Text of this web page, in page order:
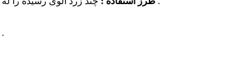
۳ قاشق غذا خوری آب نارنج + ۱ قاشق غذا خوری گلاب را مخلوط کرده و به صورت لوسیون صبح و شب به صورت با پنبه بمالید .